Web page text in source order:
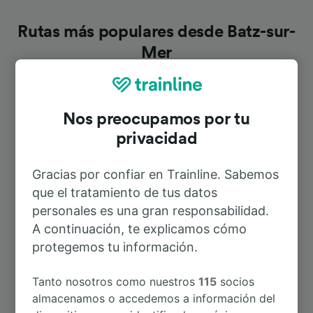
Rutas más populares desde Batz-sur-
Mer
A La Baule-Escoublac 8min
A Le Croisic 3min
A St-Nazaire 26min
Nos preocupamos por tu
privacidad
Gracias por confiar en Trainline. Sabemos
que el tratamiento de tus datos
personales es una gran responsabilidad.
A continuación, te explicamos cómo
protegemos tu información.
Tanto nosotros como nuestros115 socios
almacenamos o accedemos a información del